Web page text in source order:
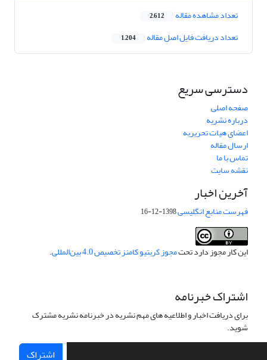
تعداد مشاهده مقاله 2,612
تعداد دریافت فایل اصل مقاله 1,204
دسترسی سریع
صفحه اصلی
درباره نشریه
اعضای هیات تحریریه
ارسال مقاله
تماس با ما
نقشه سایت
آخرین اخبار
فهرست منابع انگلیسی1398-12-16
این کار مجوز دارد تحتمجوز کریتیو کامنز تخصیص 4.0 بین‌المللی .
اشتراک خبرنامه
برای دریافت اخبار و اطلاعیه های مهم نشریه در خبرنامه نشریه مشترک
شوید.
اشتراک